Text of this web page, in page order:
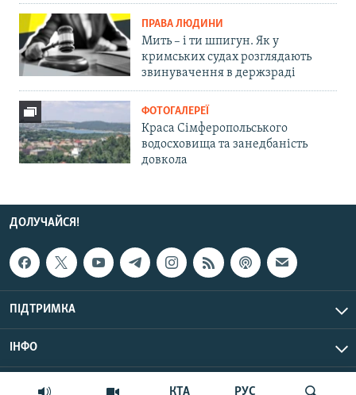
КТА РУС
ПРАВА ЛЮДИНИ
Мить – і ти шпигун. Як у
кримських судах розглядають
звинувачення в держзраді
ФОТОГАЛЕРЕЇ
Краса Сімферопольського
водосховища та занедбаність
довкола
ДОЛУЧАЙСЯ!
ПІДТРИМКА
ІНФО
© Крим.Реалії, 2026 | Усі права застережено.